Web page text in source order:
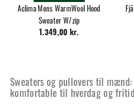
Aclima Mens WarmWool Hood
Sweater W/zip
1.349,00 kr.
Sweaters og pullovers til
komfortable til hverdag og fritid